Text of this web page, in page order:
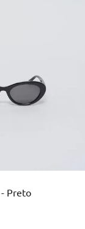
- Preto